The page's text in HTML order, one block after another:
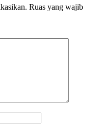
Ruas yang wajib